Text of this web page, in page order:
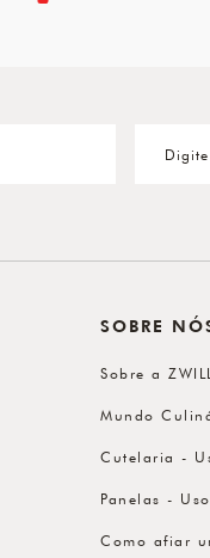
SOBRE
Sobre a
Mundo
Cutelaria -
Panelas -
Como afiar